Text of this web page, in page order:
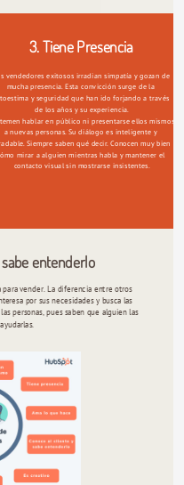
vendedores exitosos irradian simpatía y gozan de
mucha presencia. Esta convicción surge de la
y seguridad que han ido forjando a través
de los años y su experiencia.
hablar en público ni presentarse ellos mismos
a nuevas personas. Su diálogo es inteligente y
Siempre saben qué decir. Conocen muy bien
mirar a alguien mientras habla y mantener el
contacto visual sin mostrarse insistentes.
3. Tiene Presencia
entenderlo
para vender. La diferencia entre otros
por sus necesidades y busca las
personas, pues saben que alguien las